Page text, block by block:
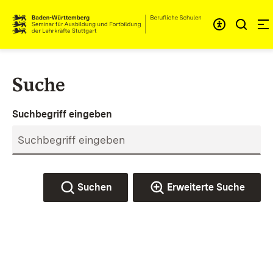
Zum Inhalt springen
Link zur Startseite
Suche
Suchbegriff eingeben
Suchen Erweiterte Suche